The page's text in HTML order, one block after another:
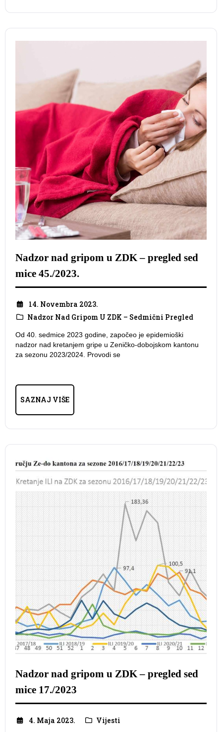
Nadzor nad gripom u ZDK – pregled sed
mice 45./2023.
14. Novembra 2023.
Nadzor Nad Gripom U ZDK – Sedmični Pregled
Od 40. sedmice 2023 godine, započeo je epidemioški
nadzor nad kretanjem gripe u Zeničko-dobojskom kantonu
za sezonu 2023/2024. Provodi se
SAZNAJ VIŠE
Nadzor nad gripom u ZDK – pregled sed
mice 17./2023
4. Maja 2023. Vijesti